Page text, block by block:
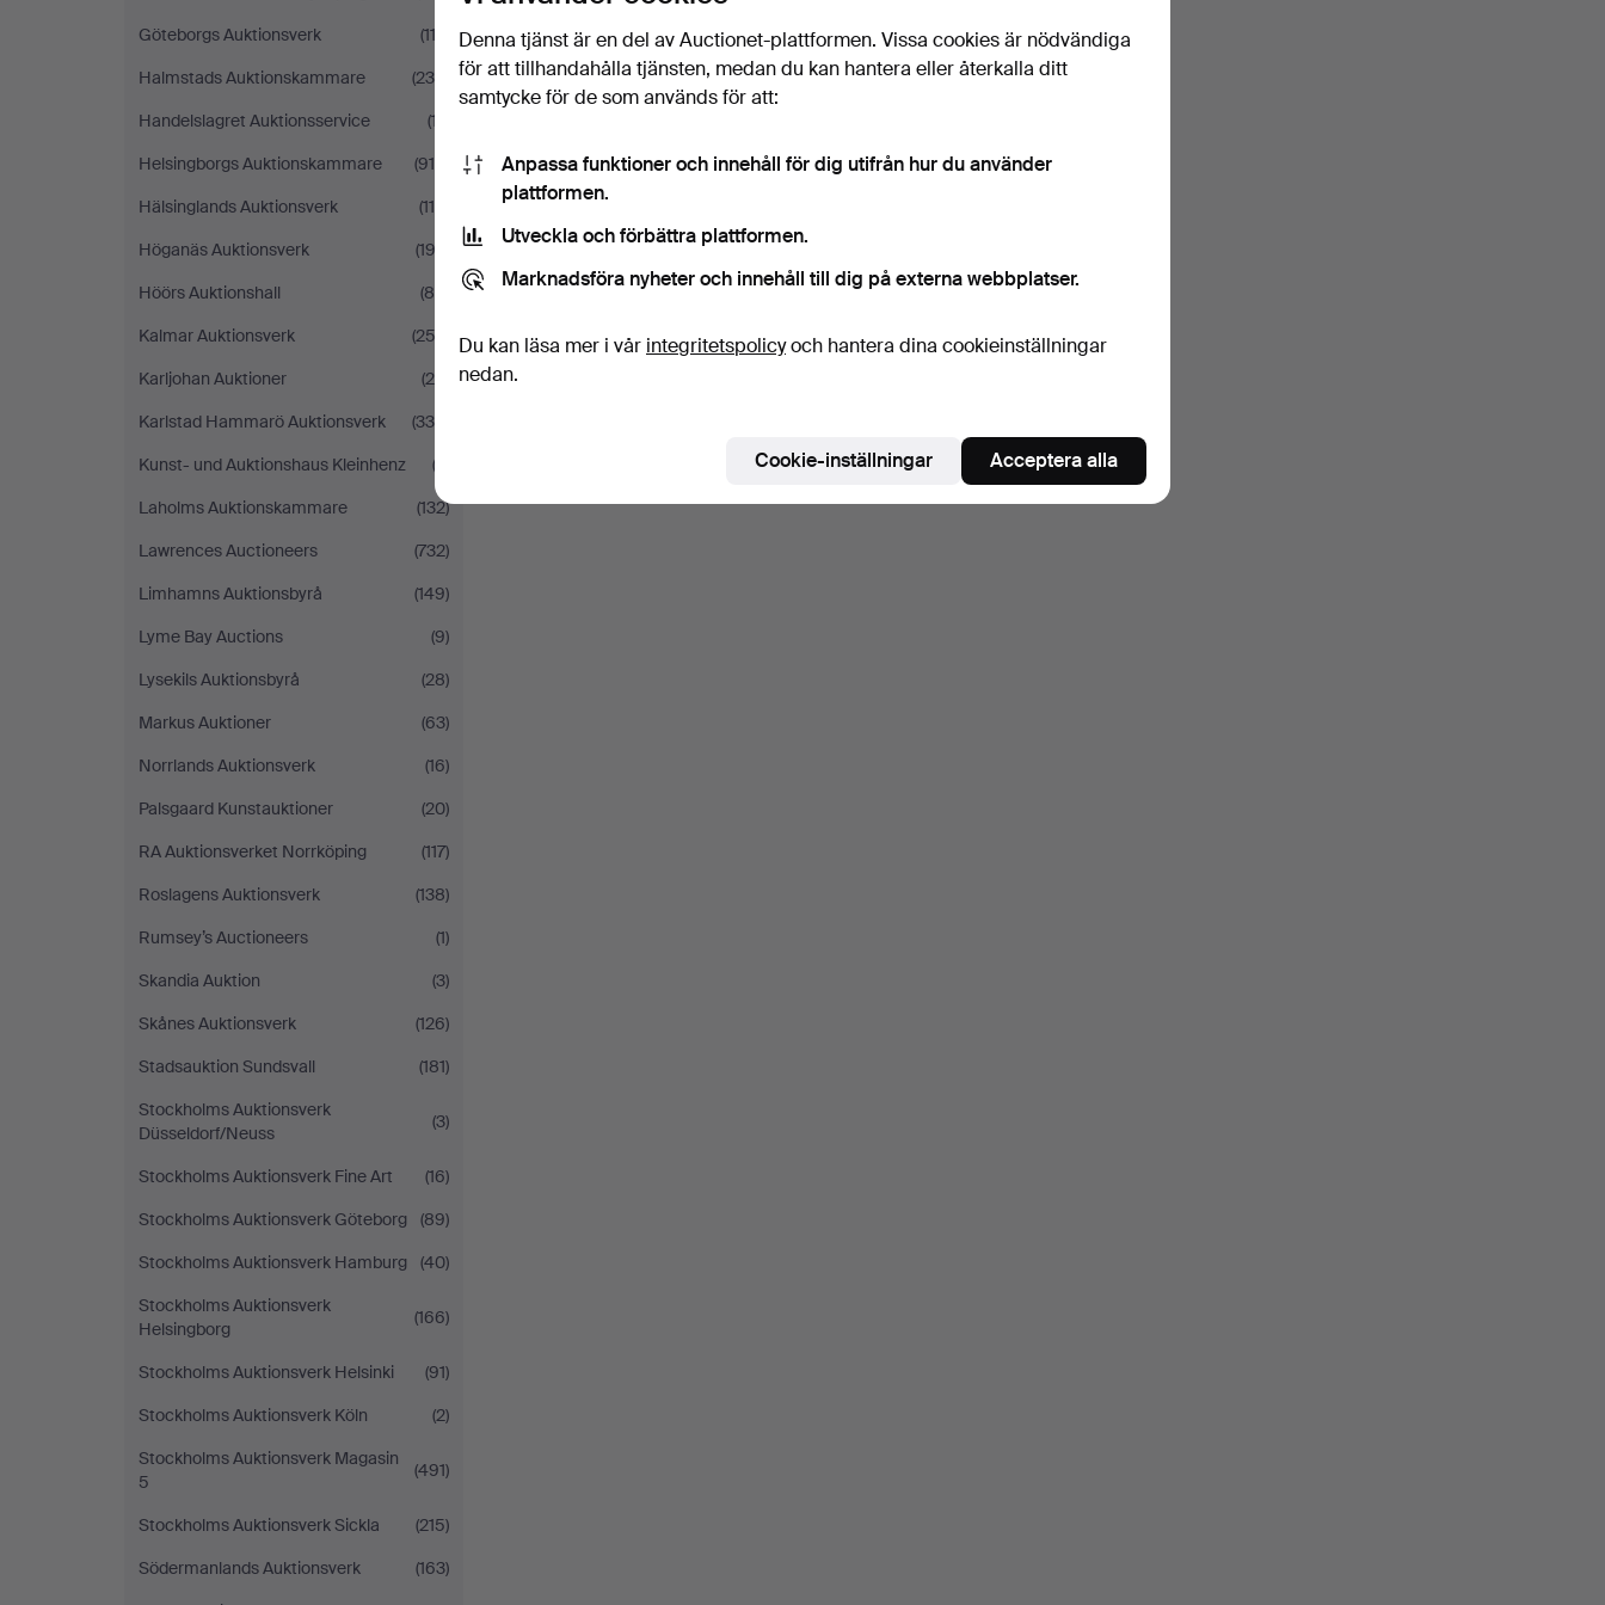
Göteborgs Auktionsverk
(113)
Halmstads Auktionskammare
(235)
Handelslagret Auktionsservice
(17)
Helsingborgs Auktionskammare
(914)
Hälsinglands Auktionsverk
(116)
Höganäs Auktionsverk
(193)
Höörs Auktionshall
(85)
Kalmar Auktionsverk
(253)
Karljohan Auktioner
(26)
Karlstad Hammarö Auktionsverk
(330)
Kunst- und Auktionshaus Kleinhenz
(3)
Laholms Auktionskammare
(132)
Lawrences Auctioneers
(732)
Limhamns Auktionsbyrå
(149)
Lyme Bay Auctions
(9)
Lysekils Auktionsbyrå
(28)
Markus Auktioner
(63)
Norrlands Auktionsverk
(16)
Palsgaard Kunstauktioner
(20)
RA Auktionsverket Norrköping
(117)
Roslagens Auktionsverk
(138)
Rumsey’s Auctioneers
(1)
Skandia Auktion
(3)
Skånes Auktionsverk
(126)
Stadsauktion Sundsvall
(181)
Stockholms Auktionsverk
Düsseldorf/Neuss
(3)
Stockholms Auktionsverk Fine Art
(16)
Stockholms Auktionsverk Göteborg
(89)
Stockholms Auktionsverk Hamburg
(40)
Stockholms Auktionsverk
Helsingborg
(166)
Stockholms Auktionsverk Helsinki
(91)
Stockholms Auktionsverk Köln
(2)
Stockholms Auktionsverk Magasin
5
(491)
Stockholms Auktionsverk Sickla
(215)
Södermanlands Auktionsverk
(163)
Denna tjänst är en del av Auctionet-plattformen. Vissa cookies är nödvändiga
för att tillhandahålla tjänsten, medan du kan hantera eller återkalla ditt
samtycke för de som används för att:
Anpassa funktioner och innehåll för dig utifrån hur du använder
plattformen.
Utveckla och förbättra plattformen.
Marknadsföra nyheter och innehåll till dig på externa webbplatser.
Du kan läsa mer i vår integritetspolicyoch hantera dina cookieinställningar
nedan.
Cookie-inställningar Acceptera alla